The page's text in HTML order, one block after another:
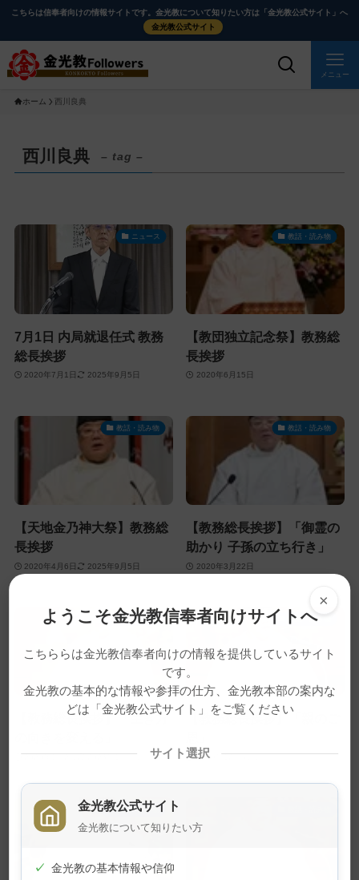
コ
ー
こちらは信奉者向けの情報サイトです。金光教について知りたい方は「金光教公式サイト」へ
金光教公式サイト
メニュー
ホーム 西川良典
西川良典 – tag –
ニュース
7月1日 内局就退任式 教務
総長挨拶
2020年7月1日 2025年9月5日
教話・読み物
【教団独立記念祭】教務総
長挨拶
2020年6月15日
教話・読み物
【天地金乃神大祭】教務総
長挨拶
2020年4月6日 2025年9月5日
教話・読み物
【教務総長挨拶】「御霊の
助かり 子孫の立ち行き」
2020年3月22日
教話・読み物
【教務総長挨拶】「生き方
2020年1月2日 2026年1月8日
教話・読み物
【教務総長挨拶】「親のご
2019年12月31日
教話・読み物
×
ようこそ金光教信奉者向けサイトへ
こちららは金光教信奉者向けの情報を提供しているサイト
です。
金光教の基本的な情報や参拝の仕方、金光教本部の案内な
どは「金光教公式サイト」をご覧ください
サイト選択
金光教公式サイト
金光教について知りたい方
✓ 金光教の基本情報や信仰